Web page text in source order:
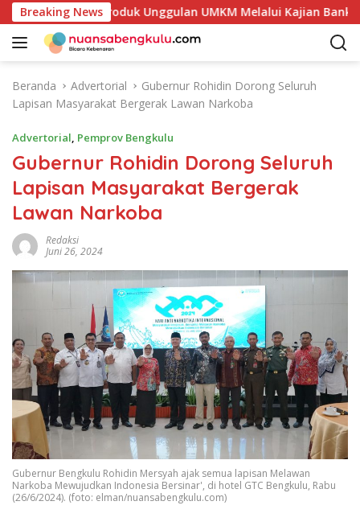
a
Breaking News
Potensi Produk Unggulan UMKM Melalui Kajian Bank
Beranda Advertorial
Gubernur Rohidin Dorong Seluruh
Lapisan Masyarakat Bergerak Lawan Narkoba
Advertorial, Pemprov Bengkulu
Gubernur Rohidin Dorong Seluruh
Lapisan Masyarakat Bergerak
Lawan Narkoba
Redaksi
Juni 26, 2024
Gubernur Bengkulu Rohidin Mersyah ajak semua lapisan Melawan
Narkoba Mewujudkan Indonesia Bersinar', di hotel GTC Bengkulu, Rabu
(26/6/2024). (foto: elman/nuansabengkulu.com)